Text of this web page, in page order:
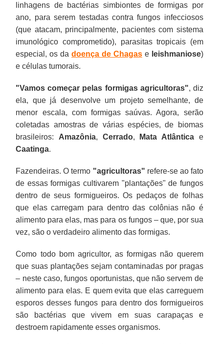
linhagens de bactérias simbiontes de formigas por
ano, para serem testadas contra fungos infecciosos
(que atacam, principalmente, pacientes com sistema
imunológico comprometido), parasitas tropicais (em
especial, os dadoença de Chagase leishmaniose)
e células tumorais.
"Vamos começar pelas formigas agricultoras", diz
ela, que já desenvolve um projeto semelhante, de
menor escala, com formigas saúvas. Agora, serão
coletadas amostras de várias espécies, de biomas
brasileiros: Amazônia, Cerrado, Mata Atlânticae
Caatinga.
Fazendeiras. O termo "agricultoras" refere-se ao fato
de essas formigas cultivarem "plantações" de fungos
dentro de seus formigueiros. Os pedaços de folhas
que elas carregam para dentro das colônias não é
alimento para elas, mas para os fungos – que, por sua
vez, são o verdadeiro alimento das formigas.
Como todo bom agricultor, as formigas não querem
que suas plantações sejam contaminadas por pragas
– neste caso, fungos oportunistas, que não servem de
alimento para elas. E quem evita que elas carreguem
esporos desses fungos para dentro dos formigueiros
são bactérias que vivem em suas carapaças e
destroem rapidamente esses organismos.